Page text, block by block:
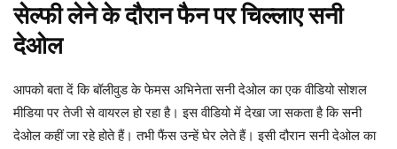
सेल्फी लेने के दौरान फैन पर चिल्लाए सनी
देओल
आपको बता दें कि बॉलीवुड के फेमस अभिनेता सनी देओल का एक वीडियो सोशल
मीडिया पर तेजी से वायरल हो रहा है। इस वीडियो में देखा जा सकता है कि सनी
देओल कहीं जा रहे होते हैं। तभी फैंस उन्हें घेर लेते हैं। इसी दौरान सनी देओल का